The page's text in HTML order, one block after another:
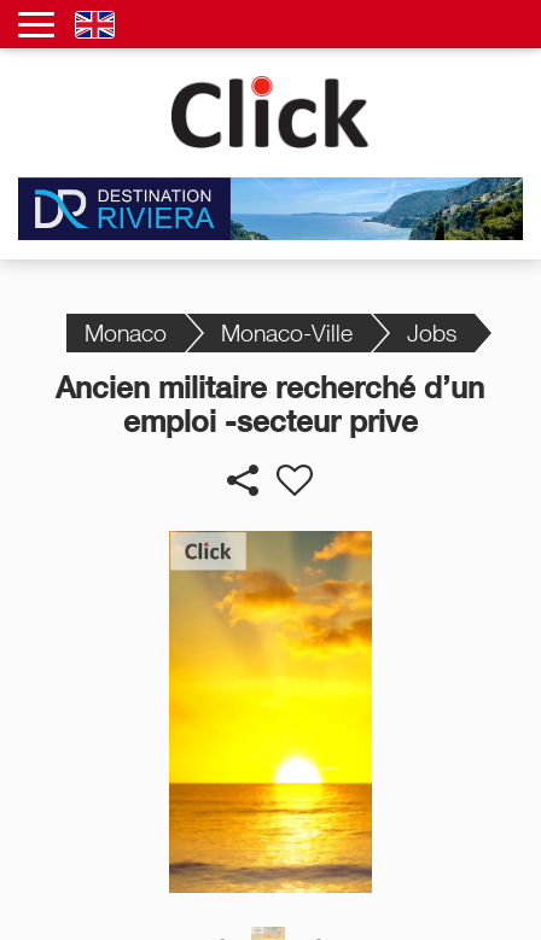
Monaco Monaco-Ville Jobs
Ancien militaire recherché d’un
emploi -secteur prive